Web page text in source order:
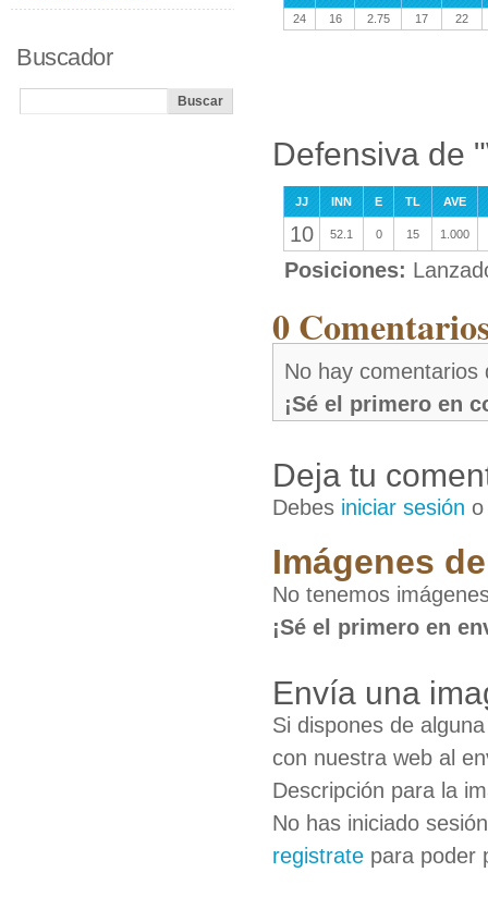
24
16 2.75 17 22
Defensiva de
JJ INN E TL AVE
10 52.1 0 15 1.000
Posiciones:
0
No hay comentarios
¡Sé el primero en
Deja tu
Debes iniciar sesión
Imágenes
No tenemos
¡Sé el primero en
Envía una
Si dispones de
con nuestra web al
Descripción para la
No has iniciado
registrate para poder
Buscador